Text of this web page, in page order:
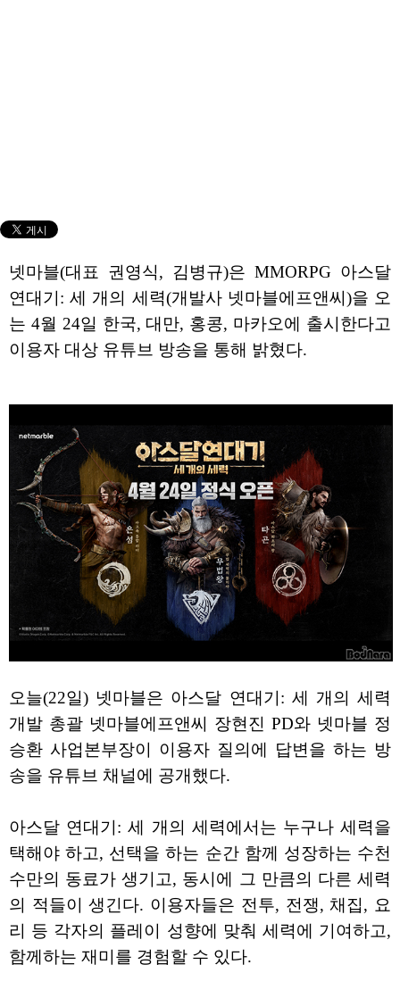
넷마블(대표 권영식, 김병규)은 MMORPG 아스달
연대기: 세 개의 세력(개발사 넷마블에프앤씨)을 오
는 4월 24일 한국, 대만, 홍콩, 마카오에 출시한다고
이용자 대상 유튜브 방송을 통해 밝혔다.
오늘(22일) 넷마블은 아스달 연대기: 세 개의 세력
개발 총괄 넷마블에프앤씨 장현진 PD와 넷마블 정
승환 사업본부장이 이용자 질의에 답변을 하는 방
송을 유튜브 채널에 공개했다.
아스달 연대기: 세 개의 세력에서는 누구나 세력을
택해야 하고, 선택을 하는 순간 함께 성장하는 수천
수만의 동료가 생기고, 동시에 그 만큼의 다른 세력
의 적들이 생긴다. 이용자들은 전투, 전쟁, 채집, 요
리 등 각자의 플레이 성향에 맞춰 세력에 기여하고,
함께하는 재미를 경험할 수 있다.